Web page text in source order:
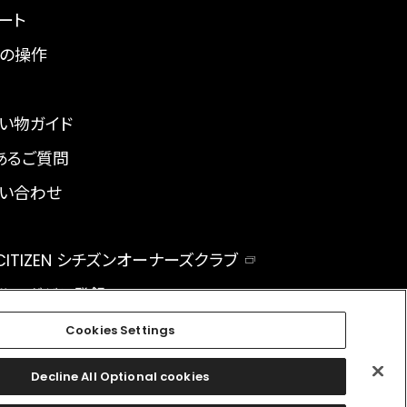
ト
操作
物ガイド
るご質問
合わせ
シチズンオーナーズクラブ
マガジン登録
facebookinstagramtwitter
Cookies Settings
Decline All Optional cookies